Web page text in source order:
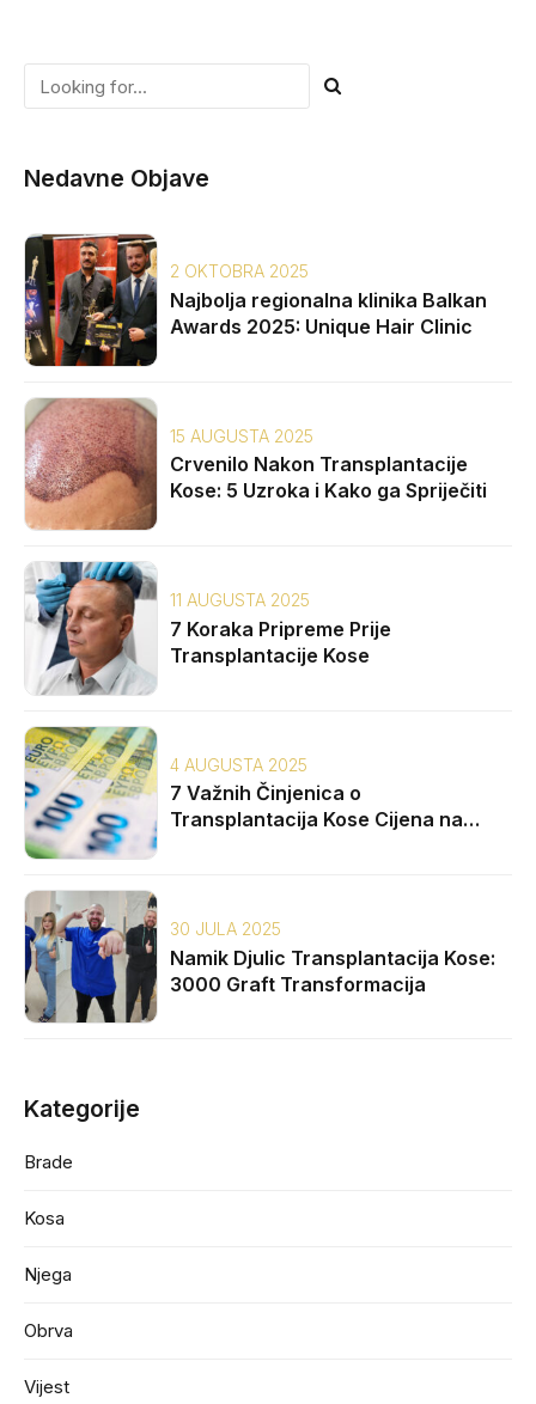
Nedavne Objave
2 OKTOBRA 2025
Najbolja regionalna klinika Balkan
Awards 2025: Unique Hair Clinic
15 AUGUSTA 2025
Crvenilo Nakon Transplantacije
Kose: 5 Uzroka i Kako ga Spriječiti
11 AUGUSTA 2025
7 Koraka Pripreme Prije
Transplantacije Kose
4 AUGUSTA 2025
7 Važnih Činjenica o
Transplantacija Kose Cijena na
30 JULA 2025
Namik Djulic Transplantacija Kose:
3000 Graft Transformacija
Kategorije
Brade
Kosa
Njega
Obrva
Vijest